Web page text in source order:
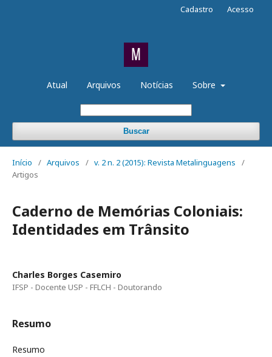
Atual Arquivos Notícias Sobre
Buscar
Cadastro Acesso
Início / Arquivos / v. 2 n. 2 (2015): Revista Metalinguagens
/
Artigos
Caderno de Memórias Coloniais:
Identidades em Trânsito
Charles Borges Casemiro
IFSP - Docente USP - FFLCH - Doutorando
Resumo
Resumo